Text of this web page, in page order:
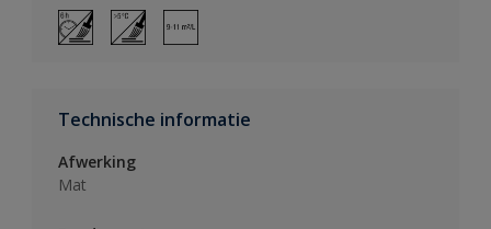
Technische informatie
Afwerking
Mat